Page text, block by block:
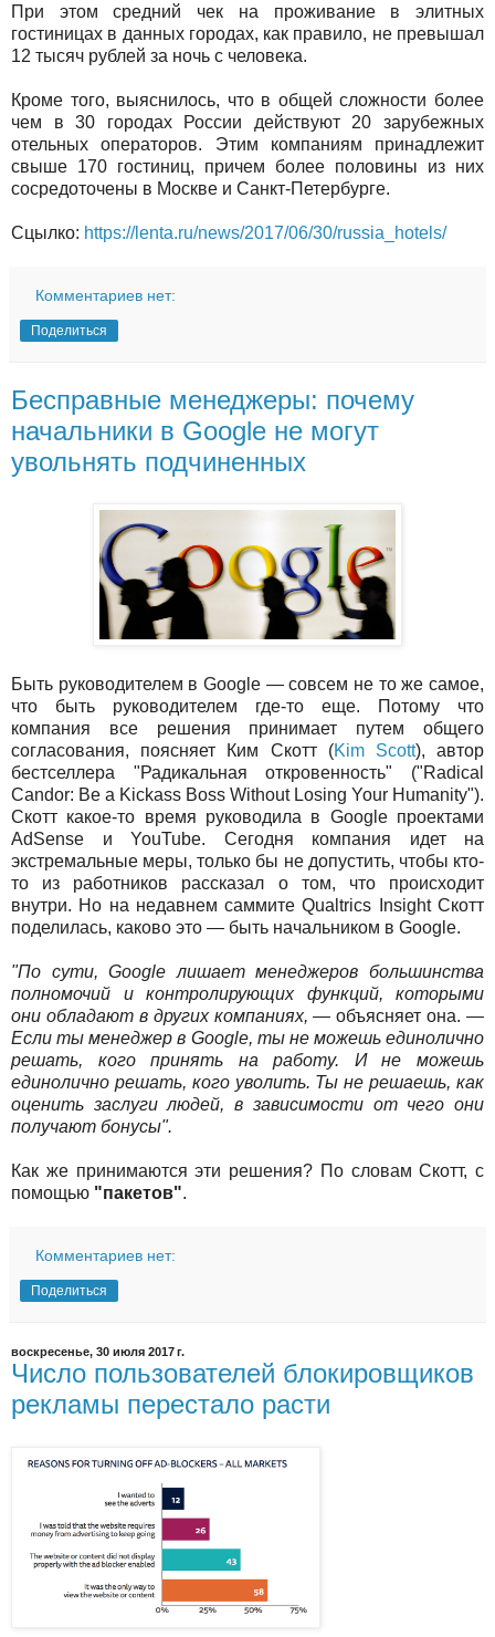
При этом средний чек на проживание в элитных
гостиницах в данных городах, как правило, не превышал
12 тысяч рублей за ночь с человека.
Кроме того, выяснилось, что в общей сложности более
чем в 30 городах России действуют 20 зарубежных
отельных операторов. Этим компаниям принадлежит
свыше 170 гостиниц, причем более половины из них
сосредоточены в Москве и Санкт-Петербурге.
Сцылко: https://lenta.ru/news/2017/06/30/russia_hotels/
Комментариев нет:
Поделиться
Бесправные менеджеры: почему
начальники в Google не могут
увольнять подчиненных
Быть руководителем в Google — совсем не то же самое,
что быть руководителем где-то еще. Потому что
компания все решения принимает путем общего
согласования, поясняет Ким Скотт (Kim Scott), автор
бестселлера "Радикальная откровенность" ("Radical
Candor: Be a Kickass Boss Without Losing Your Humanity").
Скотт какое-то время руководила в Google проектами
AdSense и YouTube. Сегодня компания идет на
экстремальные меры, только бы не допустить, чтобы кто-
то из работников рассказал о том, что происходит
внутри. Но на недавнем саммите Qualtrics Insight Скотт
поделилась, каково это — быть начальником в Google.
"По сути, Google лишает менеджеров большинства
полномочий и контролирующих функций, которыми
они обладают в других компаниях,— объясняет она. —
Если ты менеджер в Google, ты не можешь единолично
решать, кого принять на работу. И не можешь
единолично решать, кого уволить. Ты не решаешь, как
оценить заслуги людей, в зависимости от чего они
получают бонусы".
Как же принимаются эти решения? По словам Скотт, с
помощью "пакетов".
Комментариев нет:
Поделиться
воскресенье, 30 июля 2017 г.
Число пользователей блокировщиков
рекламы перестало расти